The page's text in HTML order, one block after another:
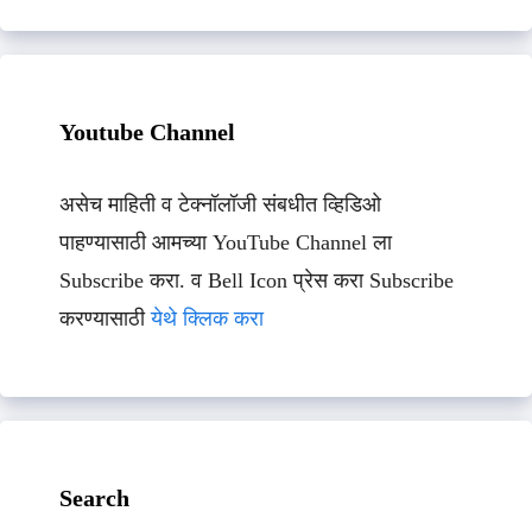
Youtube Channel
असेच माहिती व टेक्नॉलॉजी संबधीत व्हिडिओ
पाहण्यासाठी आमच्या YouTube Channel ला
Subscribe करा. व Bell Icon प्रेस करा Subscribe
करण्यासाठीयेथे क्लिक करा
Search